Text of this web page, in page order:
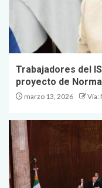
Trabajadores del
proyecto de
marzo 13, 2026 Vía: